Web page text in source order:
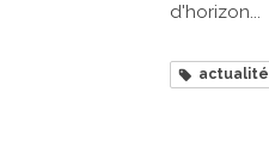
d'horizon...
actualité